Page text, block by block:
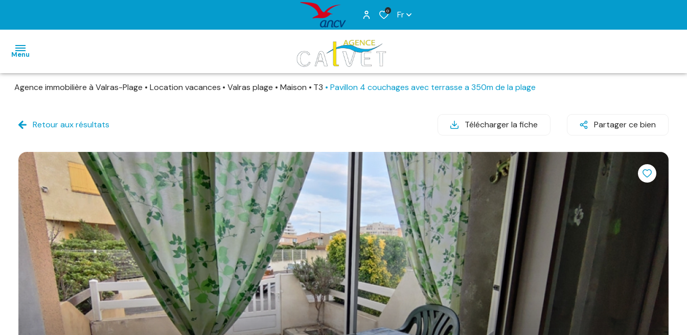
0 Fr
Menu
ESTIMATION
ALERTE
E-MAIL
CONTACT
Agence immobilière à Valras-Plage Location vacances Valras plage Maison T3 Pavillon 4 couchages avec terrasse a 350m de la plage
Retour aux résultats Télécharger la fiche Partager ce bien